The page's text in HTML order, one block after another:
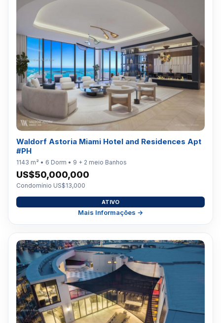
Waldorf Astoria Miami Hotel and Residences Apt
#PH
1143 m² • 6 Dorm • 9 + 2 meio Banhos
US$50,000,000
Condomínio US$13,000
ATIVO
Mais Informações →